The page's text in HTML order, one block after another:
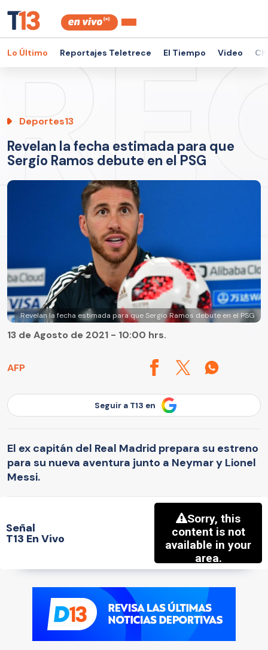
Lo Último Reportajes Teletrece El Tiempo Video
Deportes13
Revelan la fecha estimada para que
Sergio Ramos debute en el PSG
Revelan la fecha estimada para que Sergio Ramos debute en el PSG
AFP
13 de Agosto de 2021 - 10:00 hrs.
Seguir a T13 en
El ex capitán del Real Madrid prepara su estreno
para su nueva aventura junto a Neymar y Lionel
Messi.
Señal
T13 En Vivo